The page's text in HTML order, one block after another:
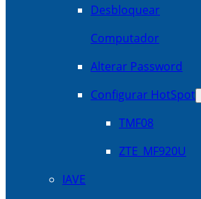
Desbloquear
Computador
Alterar Password
Configurar HotSpot
TMF08
ZTE_MF920U
IAVE